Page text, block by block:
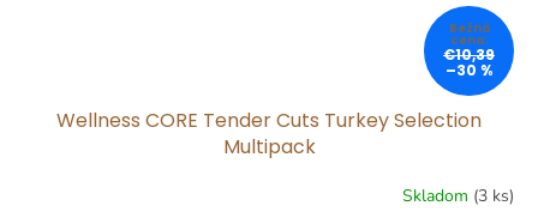
€10,39
–30 %
Wellness CORE Tender Cuts Turkey Selection
Multipack
Skladom (3 ks)